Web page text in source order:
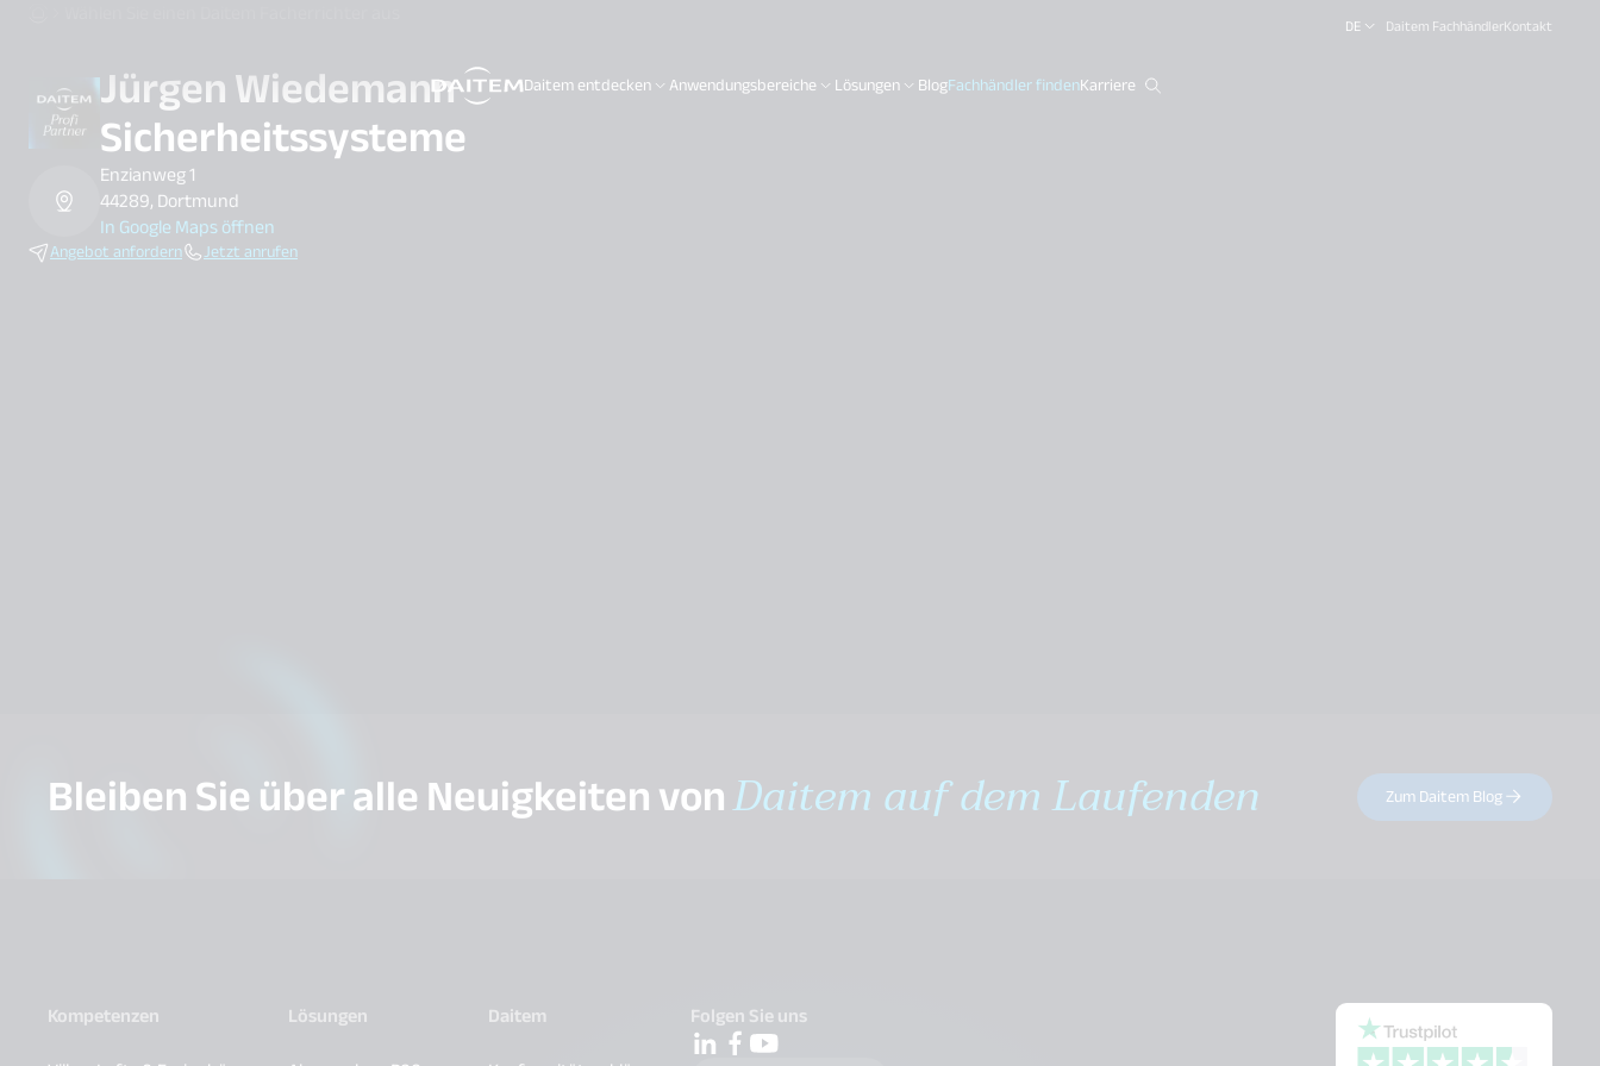
DE Daitem FachhändlerKontakt
Daitem entdecken Anwendungsbereiche Lösungen BlogFachhändler findenKarriere
search.label
Jürgen Wiedemann
Sicherheitssysteme
Enzianweg 1
44289, Dortmund
In Google Maps öffnen
Angebot anfordern Jetzt anrufen
Bleiben Sie über alle Neuigkeiten vonDaitem auf dem Laufenden Zum Daitem Blog
Kompetenzen
Lösungen
Daitem
Folgen Sie uns